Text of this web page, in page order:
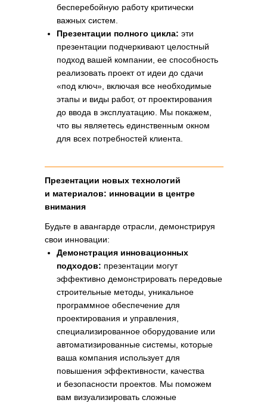
бесперебойную работу критически
важных систем.
Презентации полного цикла: эти
презентации подчеркивают целостный
подход вашей компании, ее способность
реализовать проект от идеи до сдачи
«под ключ», включая все необходимые
этапы и виды работ, от проектирования
до ввода в эксплуатацию. Мы покажем,
что вы являетесь единственным окном
для всех потребностей клиента.
Презентации новых технологий
и материалов: инновации в центре
внимания
Будьте в авангарде отрасли, демонстрируя
свои инновации:
Демонстрация инновационных
подходов: презентации могут
эффективно демонстрировать передовые
строительные методы, уникальное
программное обеспечение для
проектирования и управления,
специализированное оборудование или
автоматизированные системы, которые
ваша компания использует для
повышения эффективности, качества
и безопасности проектов. Мы поможем
вам визуализировать сложные